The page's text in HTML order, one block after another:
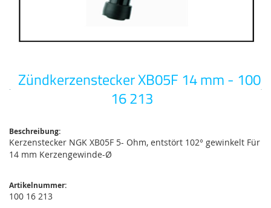
Zündkerzenstecker XB05F 14 mm - 100
16 213
Zum
Anfang
Beschreibung:
Kerzenstecker NGK XB05F 5- Ohm, entstört 102° gewinkelt Für
14 mm Kerzengewinde-Ø
Artikelnummer:
100 16 213